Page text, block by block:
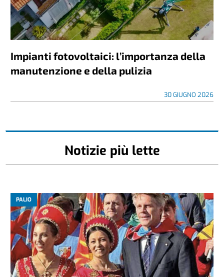
Impianti fotovoltaici: l’importanza della
manutenzione e della pulizia
30 GIUGNO 2026
Notizie più lette
PALIO